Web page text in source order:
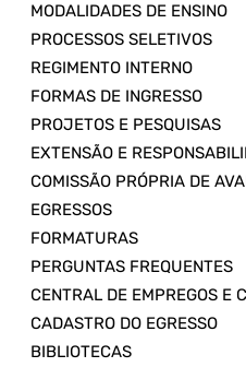
MODALIDADES DE ENSINO
PROCESSOS SELETIVOS
REGIMENTO INTERNO
FORMAS DE INGRESSO
PROJETOS E PESQUISAS
EXTENSÃO E
COMISSÃO PRÓPRIA DE
EGRESSOS
FORMATURAS
PERGUNTAS FREQUENTES
CENTRAL DE EMPREGOS E
CADASTRO DO EGRESSO
BIBLIOTECAS